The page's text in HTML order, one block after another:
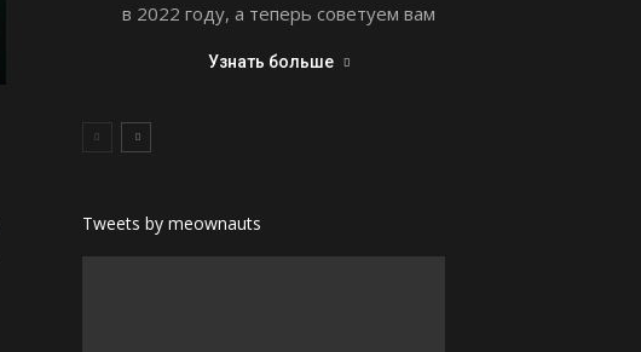
в 2022 году, а теперь советуем вам
Узнать больше
Tweets by meownauts